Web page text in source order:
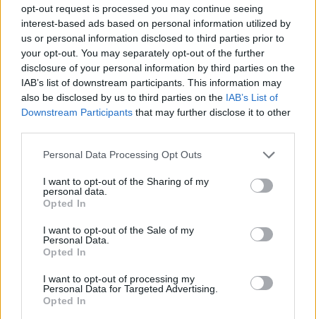
opt-out request is processed you may continue seeing
interest-based ads based on personal information utilized by
us or personal information disclosed to third parties prior to
your opt-out. You may separately opt-out of the further
disclosure of your personal information by third parties on the
IAB’s list of downstream participants. This information may
also be disclosed by us to third parties on the IAB’s List of
Downstream Participants that may further disclose it to other
Please note that this website/app uses one or more Google
not limited to your visit or usage behaviour. You may click to
grant or deny consent to Google and its third-party tags to
use your data for below specified purposes in below Google
consent section.
Personal Data Processing Opt Outs
I want to opt-out of the Sharing of my
personal data.
Opted In
I want to opt-out of the Sale of my
Personal Data.
Opted In
I want to opt-out of processing my
Personal Data for Targeted Advertising.
Opted In
Πιο δημοφιλή
1 Συγκίνηση στο τελευταίο αντίο στον Λάκη
Χαλκιά: Με την «Φάμπρικα», λαούτο και
φωνή της μεταπολίτευσης
Ο Κώστας Σαμαράς δημοσίευσε μία παιδική
αδελφής του, Λένας
Δολοφονία Βρετανίδας στην Κυψέλη: Οι
26χρονου Αφγανού – Το στίγμα του
κινητού, η θεία από την Ινδία και τα
απειλητικά μηνύματα
«Αφιέρωσε τη ζωή της στο να βοηθά
ανθρώπους που είχαν ανάγκη» - Η πρώτη
δήλωση της οικογένειας της 38χρονης